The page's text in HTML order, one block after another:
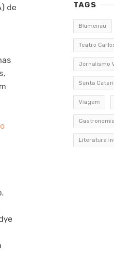
de
TAGS
Blumenau
Teatro
Jornalismo
Santa
Viagem
Gastronomia
Literatura